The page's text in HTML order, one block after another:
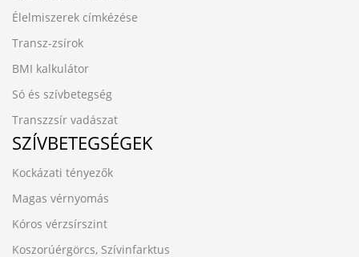
Élelmiszerek címkézése
Transz-zsírok
BMI kalkulátor
Só és szívbetegség
Transzzsír vadászat
SZÍVBETEGSÉGEK
Kockázati tényezők
Magas vérnyomás
Kóros vérzsírszint
Koszorúérgörcs, Szívinfarktus